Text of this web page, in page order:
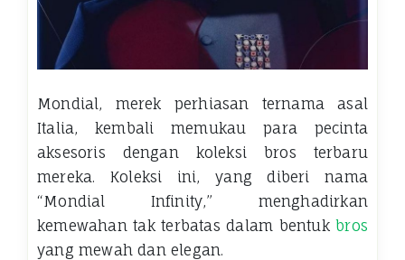
Mondial, merek perhiasan ternama asal
Italia, kembali memukau para pecinta
aksesoris dengan koleksi bros terbaru
mereka. Koleksi ini, yang diberi nama
“Mondial Infinity,” menghadirkan
kemewahan tak terbatas dalam bentukbros
yang mewah dan elegan.